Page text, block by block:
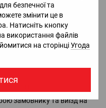
безпечної та
змінити це в
Натисніть кнопку
використання файлів
на сторінціУгода
Повернення
в Україні брендів
сертифікати та дозволи;
асортимент в місцях
політ;
замовнику та виїзд на